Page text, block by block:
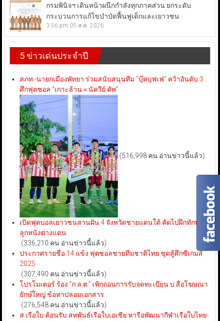
กรมพินิจฯ เดินหน้าผนึกกำลังทุกภาคส่วน ยกระดับ
กระบวนการแก้ไขบำบัดฟื้นฟูเด็กและเยาวชน
3:56 pm 05 ส.ค. 2026
5 ข่าวเด่นประจำปี
สภท.-นายกเมืองพัทยา ร่วมสนับสนุนทีม “บุ๊คบุฟเฟ่” คว้าอันดับ 3
ศึกฟุตซอล “เกาะล้าน × นัควีย์ คัพ”
(516,998 คน อ่านข่าวนี้แล้ว)
เปิดฟุตบอลเยาวชนสานฝัน 4 จังหวัดชายแดนใต้ คัดไปฝึกทักษะ
ลูกหนังต่างแดน
(336,210 คน อ่านข่าวนี้แล้ว)
ประกาศรายชื่อ 14 แข้ง ฟุตซอลชายทีมชาติไทย ชุดสู้ศึกซีเกมส์
2025
(307,490 คน อ่านข่าวนี้แล้ว)
โปรโมเตอร์ ร้อง “ก.ล.ต.” เพิกถอนการรับจดทะเบียน บ.สื่อโฆษณา
ยักษ์ใหญ่ ข้อหาปลอมเอกสาร
(276,548 คน อ่านข่าวนี้แล้ว)
ส.เรือใบ ต้อนรับ สหพันธ์เรือใบเอเชีย หารือพัฒนากีฬาเรือใบไทย-